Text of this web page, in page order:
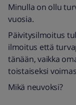
Minulla on ollu
vuosia.
Päivitysilmoitus
ilmoitus että
tänään, vaikka
toistaiseksi
Mikä neuvoksi?